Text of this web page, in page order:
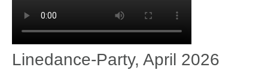
Linedance-Party, April 2026